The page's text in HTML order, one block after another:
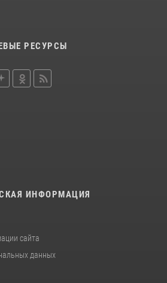
РЕСУРСЫ
ИНФОРМАЦИЯ
сайта
данных